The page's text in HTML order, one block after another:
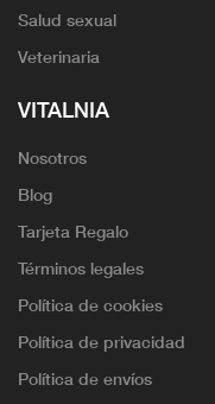
Salud sexual
Veterinaria
VITALNIA
Nosotros
Blog
Tarjeta Regalo
Términos legales
Política de cookies
Política de privacidad
Política de envíos